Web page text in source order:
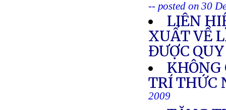
-- posted on 30
LIÊN
XUẤT VỀ
ĐƯỢC
KHÔNG
TRÍ THỨC
2009